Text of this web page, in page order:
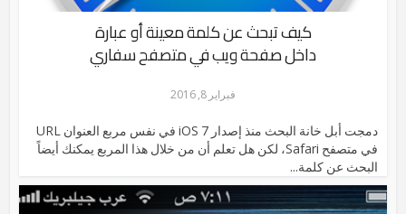
كيف تبحث عن كلمة معينة أو عبارة
داخل صفحة ويب في متصفح سفاري
فبراير 8, 2016
دمجت أبل خانة البحث منذ إصدار iOS 7 في نفس مربع العنوان URL
في متصفح Safari، لكن هل تعلم أن من خلال هذا المربع يمكنك أيضاً
البحث عن كلمة...